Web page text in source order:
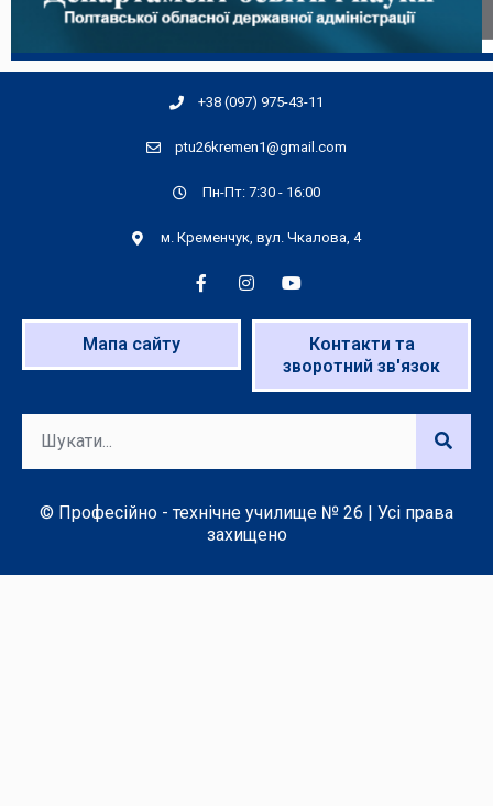
+38 (097) 975-43-11
ptu26kremen1@gmail.com
Пн-Пт: 7:30 - 16:00
м. Кременчук, вул. Чкалова, 4
Мапа сайту
Контакти та
зворотний зв'язок
© Професійно - технічне училище № 26 | Усі права
захищено